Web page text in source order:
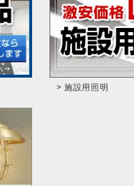
> 施設用照明